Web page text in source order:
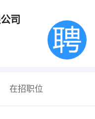
司
在招职位